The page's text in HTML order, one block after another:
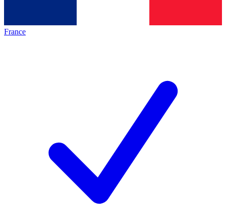
France